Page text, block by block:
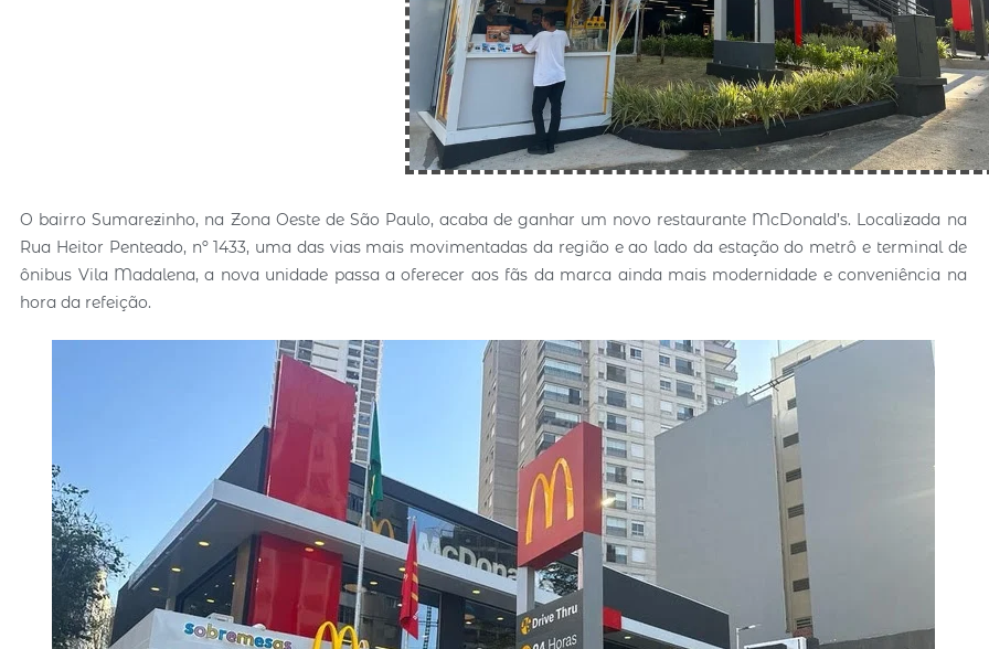
O bairro Sumarezinho, na Zona Oeste de São Paulo, acaba de ganhar um novo restaurante McDonald’s. Localizada na
Rua Heitor Penteado, nº 1433, uma das vias mais movimentadas da região e ao lado da estação do metrô e terminal de
ônibus Vila Madalena, a nova unidade passa a oferecer aos fãs da marca ainda mais modernidade e conveniência na
hora da refeição.